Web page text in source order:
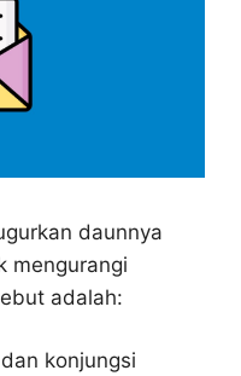
daunnya
mengurangi
adalah:
konjungsi